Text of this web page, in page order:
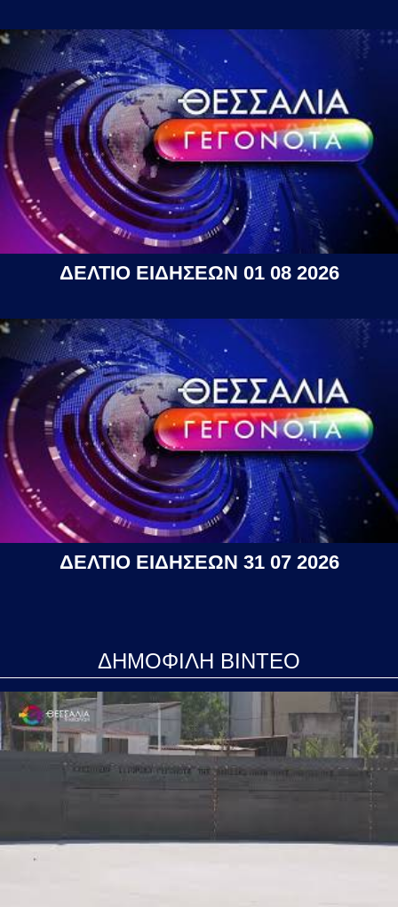
ΔΕΛΤΙΟ ΕΙΔΗΣΕΩΝ 01 08 2026
ΔΕΛΤΙΟ ΕΙΔΗΣΕΩΝ 31 07 2026
ΔΗΜΟΦΙΛΗ ΒΙΝΤΕΟ